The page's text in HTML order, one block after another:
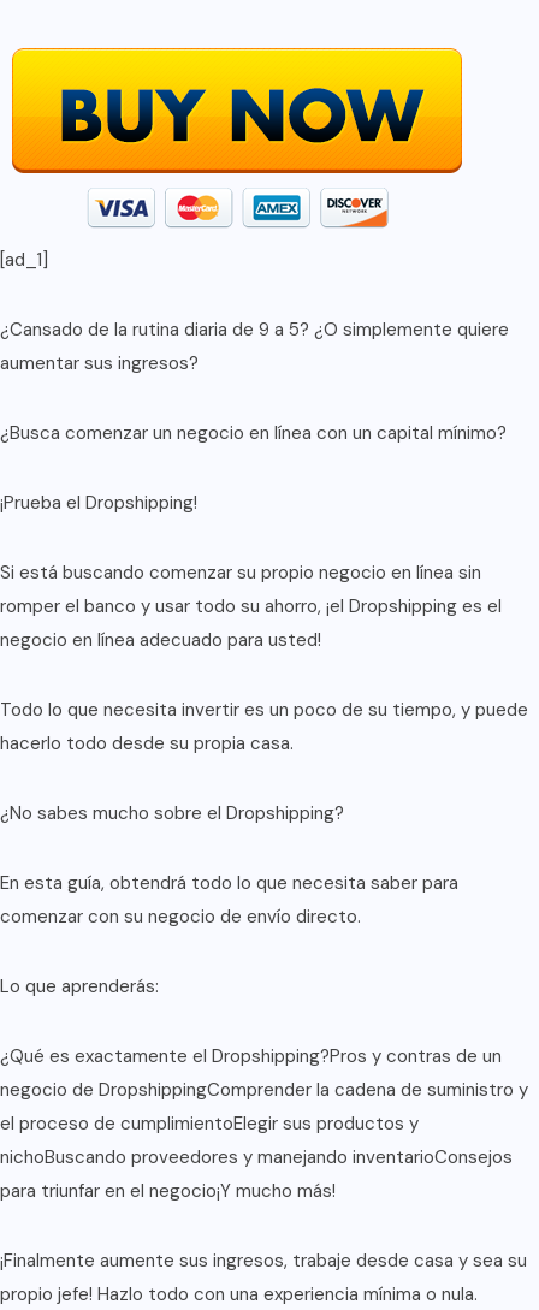
[ad_1]
¿Cansado de la rutina diaria de 9 a 5? ¿O simplemente quiere
aumentar sus ingresos?
¿Busca comenzar un negocio en línea con un capital mínimo?
¡Prueba el Dropshipping!
Si está buscando comenzar su propio negocio en línea sin
romper el banco y usar todo su ahorro, ¡el Dropshipping es el
negocio en línea adecuado para usted!
Todo lo que necesita invertir es un poco de su tiempo, y puede
hacerlo todo desde su propia casa.
¿No sabes mucho sobre el Dropshipping?
En esta guía, obtendrá todo lo que necesita saber para
comenzar con su negocio de envío directo.
Lo que aprenderás:
¿Qué es exactamente el Dropshipping?Pros y contras de un
negocio de DropshippingComprender la cadena de suministro y
el proceso de cumplimientoElegir sus productos y
nichoBuscando proveedores y manejando inventarioConsejos
para triunfar en el negocio¡Y mucho más!
¡Finalmente aumente sus ingresos, trabaje desde casa y sea su
propio jefe! Hazlo todo con una experiencia mínima o nula.